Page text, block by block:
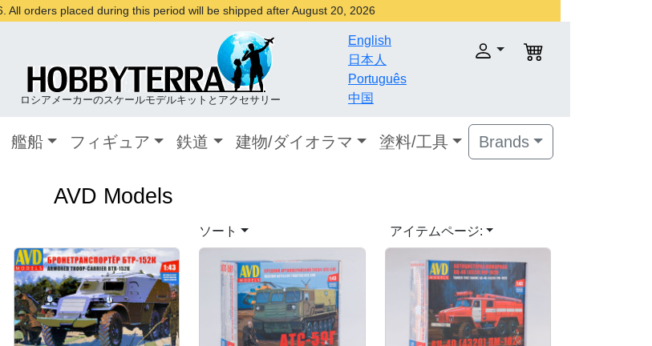
orders placed during this period will be shipped after August 20, 2026
ロシアメーカーのスケールモデルキットとアクセサリー
English
日本人
Português
中国
艦船 フィギュア 鉄道 建物/ダイオラマ 塗料/工具 Brands
AVD Models
ソート アイテムページ: